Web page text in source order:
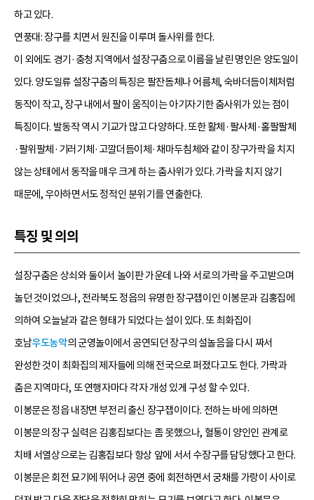
하고 있다.
연풍대: 장구를 치면서 원진을 이루며 돌사위를 한다.
이 외에도 경기·충청 지역에서 설장구춤으로 이름을 날린 명인은 양도일이
있다. 양도일류 설장구춤의 특징은 팔잔돔체나 어름체, 숙바더듬이체처럼
동작이 작고, 장구 내에서 팔이 움직이는 아기자기한 춤사위가 있는 점이
특징이다. 발동작 역시 기교가 많고 다양하다. 또한 활체·팔사체·홀팔팔체
·팔위팔체·기러기체·고깔더듬이체·채마두침체와 같이 장구가락을 치지
않는 상태에서 동작을 매우 크게 하는 춤사위가 있다. 가락을 치지 않기
때문에, 우아하면서도 정적인 분위기를 연출한다.
특징 및 의의
설장구춤은 상쇠와 둘이서 놀이판 가운데 나와 서로의 가락을 주고받으며
놀던 것이었으나, 전라북도 정읍의 유명한 장구잽이인 이봉문과 김홍집에
의하여 오늘날과 같은 형태가 되었다는 설이 있다. 또 최화집이
호남우도농악의 군영놀이에서 공연되던 장구의 설놀음을 다시 짜서
완성한 것이 최화집의 제자들에 의해 전국으로 퍼졌다고도 한다. 가락과
춤은 지역마다, 또 연행자마다 각자 개성 있게 구성 할 수 있다.
이봉문은 정읍 내장면 부전리 출신 장구잽이이다. 전하는 바에 의하면
이봉문의 장구 실력은 김홍집보다는 좀 못했으나, 혈통이 양인인 관계로
치배 서열상으로는 김홍집보다 항상 앞에 서서 수장구를 담당했다고 한다.
이봉문은 회전 묘기에 뛰어나 공연 중에 회전하면서 궁채를 가랑이 사이로